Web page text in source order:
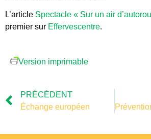
L’article Spectacle « Sur un air
premier sur Effervescentre.
Version imprimable
PRÉCÉDENT
Échange européen